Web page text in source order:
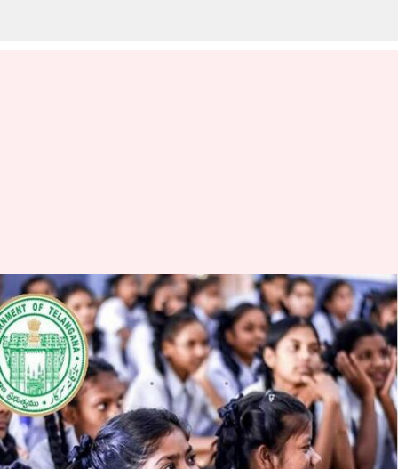
తెలంగాణ: 2023-24 అకాడమిక్
క్యాలెండర్‌ రిలీజ్.. జూన్ 12 నుంచి
కొత్త అకాడమిక్ ఇయర్
వ్రాసిన వారు TEJAVYAS BESTHA Jun 07, 2023 12:36 pm
ఈ వార్తాకథనం ఏంటి